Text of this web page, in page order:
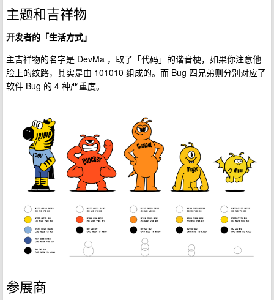
主题和吉祥物
开发者的「生活方式」
主吉祥物的名字是 DevMa ，取了「代码」的谐音梗，如果你注意他
脸上的纹路，其实是由 101010 组成的。而 Bug 四兄弟则分别对应了
软件 Bug 的 4 种严重度。
参展商